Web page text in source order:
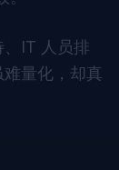
IT 人员排
量化，却真